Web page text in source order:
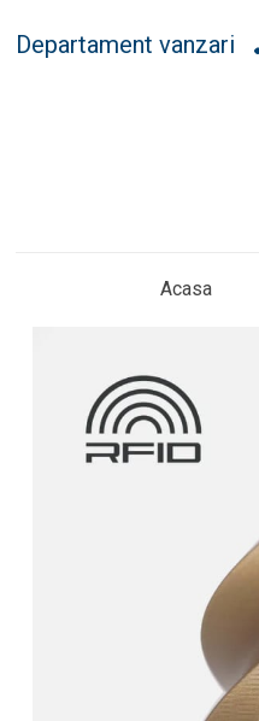
Departament vanzari
Acasa